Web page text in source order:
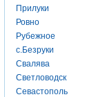
Прилуки
Ровно
Рубежное
с.Безруки
Свалява
Светловодск
Севастополь